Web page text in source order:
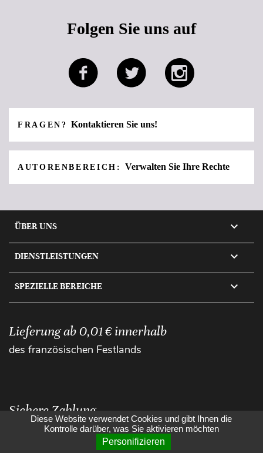
Folgen Sie uns auf
FRAGEN?Kontaktieren Sie uns!
AUTORENBEREICH: Verwalten Sie Ihre Rechte
ÜBER UNS 
DIENSTLEISTUNGEN 
SPEZIELLE BEREICHE 
Lieferung ab 0,01 € innerhalb
des französischen Festlands
Sichere Zahlung
Diese Website verwendet Cookies und gibt Ihnen die
Kontrolle darüber, was Sie aktivieren möchten
Personifizieren